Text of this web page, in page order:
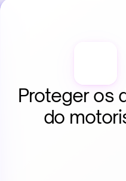
Proteger os
do